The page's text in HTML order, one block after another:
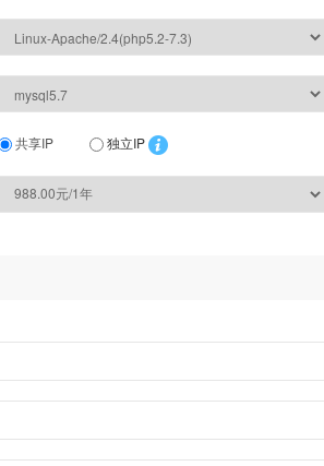
共享IP 独立IP